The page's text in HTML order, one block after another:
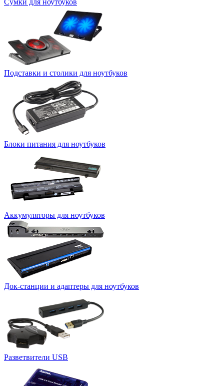
Сумки для ноутбуков
Подставки и столики для ноутбуков
Блоки питания для ноутбуков
Аккумуляторы для ноутбуков
Док-станции и адаптеры для ноутбуков
Разветвители USB